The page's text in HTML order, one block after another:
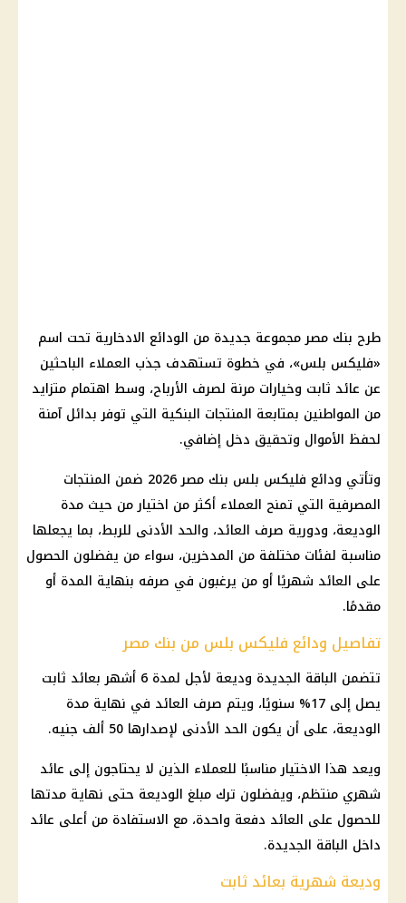
طرح بنك مصر مجموعة جديدة من الودائع الادخارية تحت اسم
«فليكس بلس»، في خطوة تستهدف جذب العملاء الباحثين
عن عائد ثابت وخيارات مرنة لصرف الأرباح، وسط اهتمام متزايد
من المواطنين بمتابعة المنتجات البنكية التي توفر بدائل آمنة
لحفظ الأموال وتحقيق دخل إضافي.
وتأتي ودائع فليكس بلس بنك مصر 2026 ضمن المنتجات
المصرفية التي تمنح العملاء أكثر من اختيار من حيث مدة
الوديعة، ودورية صرف العائد، والحد الأدنى للربط، بما يجعلها
مناسبة لفئات مختلفة من المدخرين، سواء من يفضلون الحصول
على العائد شهريًا أو من يرغبون في صرفه بنهاية المدة أو
مقدمًا.
تفاصيل ودائع فليكس بلس من بنك مصر
تتضمن الباقة الجديدة وديعة لأجل لمدة 6 أشهر بعائد ثابت
يصل إلى 17% سنويًا، ويتم صرف العائد في نهاية مدة
الوديعة، على أن يكون الحد الأدنى لإصدارها 50 ألف جنيه.
ويعد هذا الاختيار مناسبًا للعملاء الذين لا يحتاجون إلى عائد
شهري منتظم، ويفضلون ترك مبلغ الوديعة حتى نهاية مدتها
للحصول على العائد دفعة واحدة، مع الاستفادة من أعلى عائد
داخل الباقة الجديدة.
وديعة شهرية بعائد ثابت